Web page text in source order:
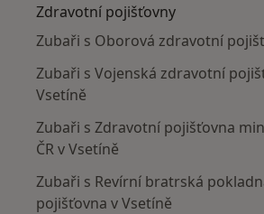
Zdravotní pojišťovny
Zubaři s Oborová zdravotní
Zubaři s Vojenská zdravotní
Vsetíně
Zubaři s Zdravotní pojišťovna
ČR v Vsetíně
Zubaři s Revírní bratrská
pojišťovna v Vsetíně